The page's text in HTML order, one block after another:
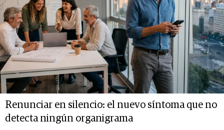
Renunciar en silencio: el nuevo síntoma que no
detecta ningún organigrama